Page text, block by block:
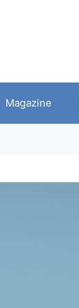
Magazine